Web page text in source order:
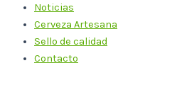
Noticias
Cerveza Artesana
Sello de calidad
Contacto